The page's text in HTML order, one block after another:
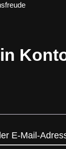
E-Mail-